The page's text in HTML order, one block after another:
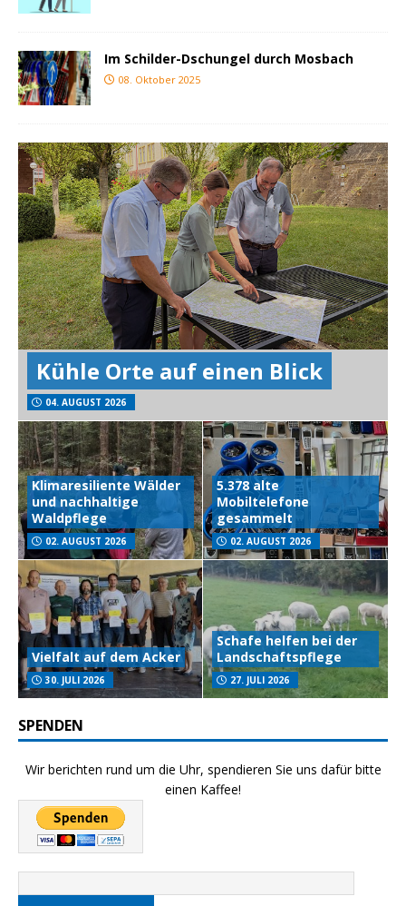
Im Schilder-Dschungel durch Mosbach
08. Oktober 2025
Kühle Orte auf einen Blick
04. AUGUST 2026
Klimaresiliente Wälder
und nachhaltige
Waldpflege
02. AUGUST 2026
5.378 alte
Mobiltelefone
gesammelt
02. AUGUST 2026
Vielfalt auf dem Acker
30. JULI 2026
Schafe helfen bei der
Landschaftspflege
27. JULI 2026
SPENDEN
Wir berichten rund um die Uhr, spendieren Sie uns dafür bitte
einen Kaffee!